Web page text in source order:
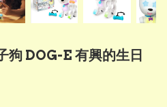
狗 DOG-E 有興的生日